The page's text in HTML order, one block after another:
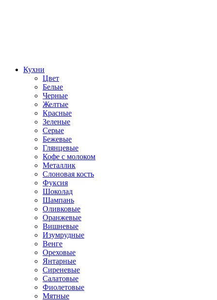
Кухни
Цвет
Белые
Черные
Желтые
Красные
Зеленые
Серые
Бежевые
Глянцевые
Кофе с молоком
Металлик
Слоновая кость
Фуксия
Шоколад
Шампань
Оливковые
Оранжевые
Вишневые
Изумрудные
Венге
Ореховые
Янтарные
Сиреневые
Салатовые
Фиолетовые
Мятные